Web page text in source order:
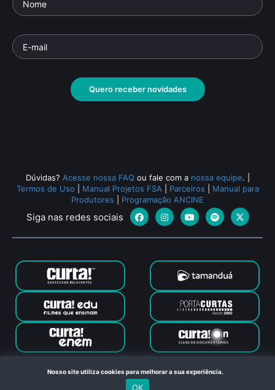
Quero receber novidades
Dúvidas? Acesse nossa FAQ ou fale com a nossa equipe.
Termos de Uso
Manual Projetos FSA Parceiros
Manual para
Produtores
Programação ANCINE
Siga nas redes sociais
Canal Curta © 2024. Todos os direitos reservados. Feito com
no Rio de Janeiro
Nosso site utiliza cookies para melhorar a sua experiência.
OK